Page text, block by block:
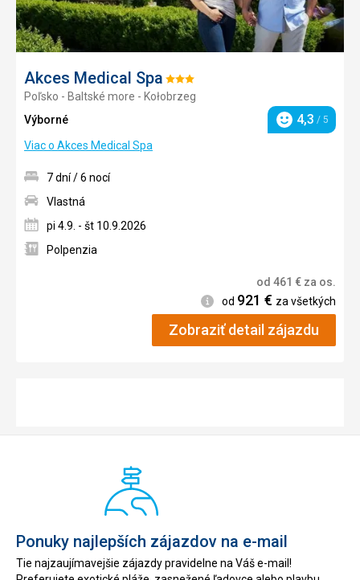
Akces Medical Spa Hodnotenie:
3/5
Poľsko - Baltské more - Kołobrzeg
Výborné
Hodnotenie
4,3 / 5
Viac o Akces Medical Spa
7 dní / 6 nocí
Vlastná
pi 4.9. - št 10.9.2026
Polpenzia
od 461 € za os.
Informácie
od 921 € za všetkých
Zobraziť detail zájazdu
Ponuky najlepších zájazdov na e-mail
Tie najzaujímavejšie zájazdy pravidelne na Váš e-mail!